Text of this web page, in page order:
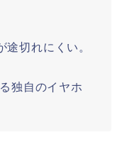
途切れにくい。
独自のイヤホ